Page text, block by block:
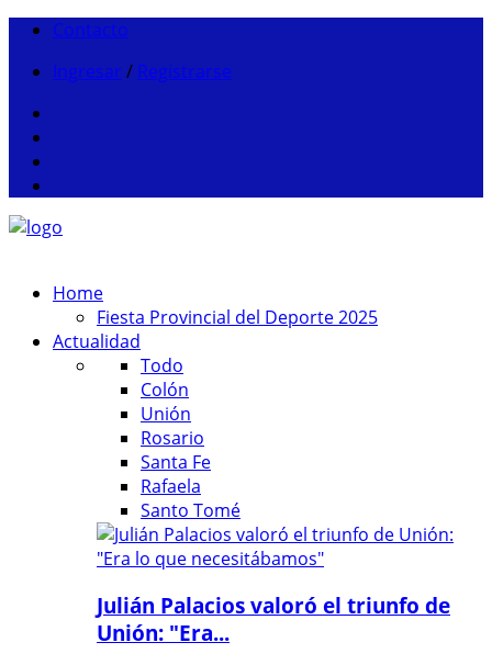
Contacto
Ingresar / Registrarse
Home
Fiesta Provincial del Deporte 2025
Actualidad
Todo
Colón
Unión
Rosario
Santa Fe
Rafaela
Santo Tomé
Julián Palacios valoró el triunfo de
Unión: "Era...